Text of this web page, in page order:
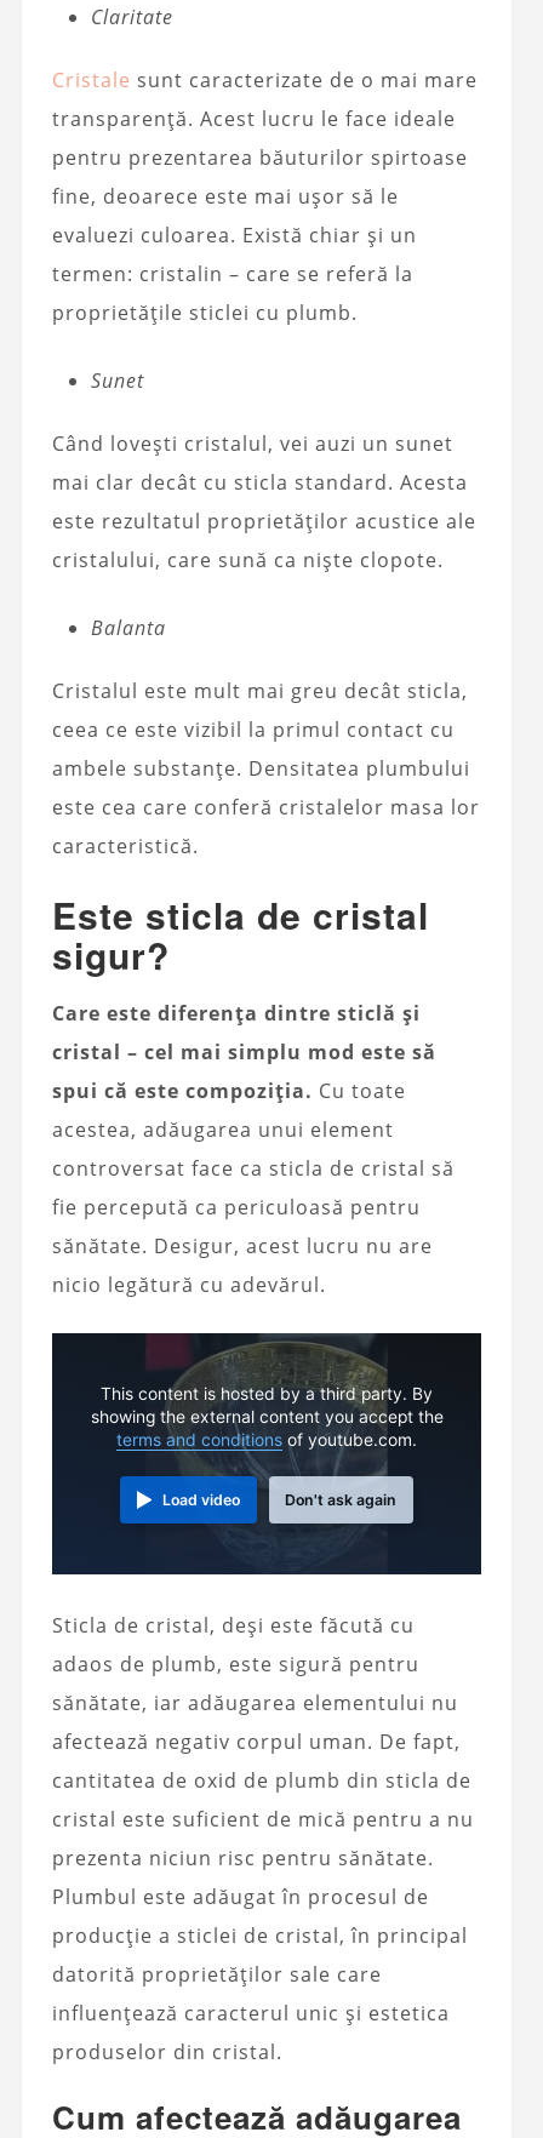
Claritate
Cristale sunt caracterizate de o mai mare
transparență. Acest lucru le face ideale
pentru prezentarea băuturilor spirtoase
fine, deoarece este mai ușor să le
evaluezi culoarea. Există chiar și un
termen: cristalin – care se referă la
proprietățile sticlei cu plumb.
Sunet
Când lovești cristalul, vei auzi un sunet
mai clar decât cu sticla standard. Acesta
este rezultatul proprietăților acustice ale
cristalului, care sună ca niște clopote.
Balanta
Cristalul este mult mai greu decât sticla,
ceea ce este vizibil la primul contact cu
ambele substanțe. Densitatea plumbului
este cea care conferă cristalelor masa lor
caracteristică.
Este sticla de cristal
sigur?
Care este diferența dintre sticlă și
cristal – cel mai simplu mod este să
spui că este compoziția. Cu toate
acestea, adăugarea unui element
controversat face ca sticla de cristal să
fie percepută ca periculoasă pentru
sănătate. Desigur, acest lucru nu are
nicio legătură cu adevărul.
This content is hosted by a third party. By
showing the external content you accept the
terms and conditions of youtube.com.
Load video Don't ask again
Sticla de cristal, deși este făcută cu
adaos de plumb, este sigură pentru
sănătate, iar adăugarea elementului nu
afectează negativ corpul uman. De fapt,
cantitatea de oxid de plumb din sticla de
cristal este suficient de mică pentru a nu
prezenta niciun risc pentru sănătate.
Plumbul este adăugat în procesul de
producție a sticlei de cristal, în principal
datorită proprietăților sale care
influențează caracterul unic și estetica
produselor din cristal.
Cum afectează adăugarea